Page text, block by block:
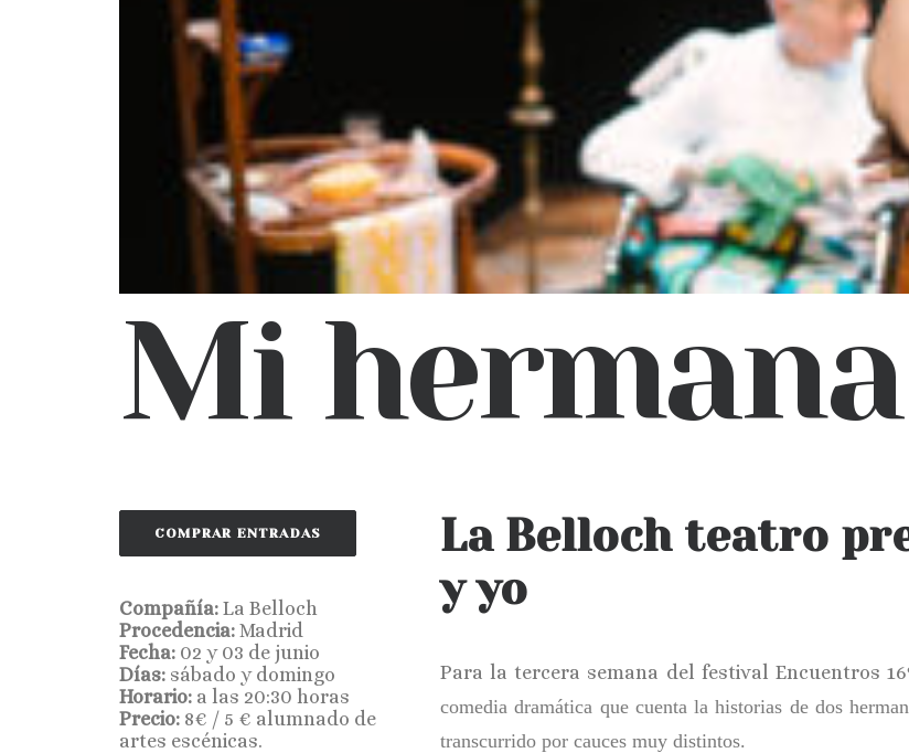
Mi
COMPRAR ENTRADAS
Compañía: La Belloch
Procedencia: Madrid
Fecha: 02 y 03 de junio
Días: sábado y domingo
Horario: a las 20:30 horas
Precio: 8€ / 5 € alumnado de
artes escénicas.
La Belloch teatro
y yo
Para la tercera semana del festival Encuentros
comedia dramática que cuenta la historias de dos
transcurrido por cauces muy distintos.